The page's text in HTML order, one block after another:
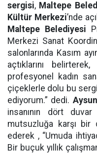
sergisi, Maltepe
Kültür Merkezi’nde
Maltepe Belediyesi
Merkezi Sanat
salonlarında Kasım
açtıklarını
profesyonel kadın
çiçeklerle dolu bu
ediyorum.” dedi.
insanının dört duvar
mutsuzluğa karşı bir
ederek , “Umuda
Bir buçuk yıllık